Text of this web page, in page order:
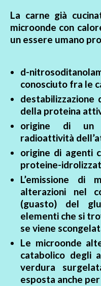
La carne già
microonde con
un essere umano
d-
conosciuto fra le
destabilizzazione
della proteina
origine di un
radioattività
origine di agenti
proteine-
L’emissione di
alterazioni nel
(guasto) del
elementi che si
se viene
Le microonde
catabolico degli
verdura
esposta anche